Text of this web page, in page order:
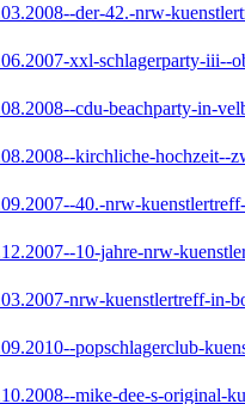
der-42.-nrw-
xxl-schlagerparty-iii--
cdu-beachparty-in-
kirchliche-hochzeit--
40.-nrw-
10-jahre-nrw-
nrw-kuenstlertreff-in-
popschlagerclub-
mike-dee-s-original-